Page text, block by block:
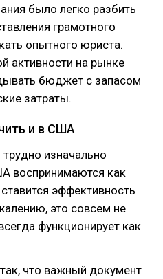
было легко разбить
грамотного
опытного юриста.
активности на рынке
бюджет с запасом
затраты.
и в США
изначально
воспринимаются как
эффективность
это совсем не
функционирует как
что важный документ